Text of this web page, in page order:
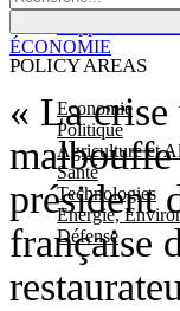
POLICY AREAS
Economie
Politique
Agriculture et
Santé
Technologies
Energie,
Défense
« La crise
malbouffe
président
française
ÉCONOMIE